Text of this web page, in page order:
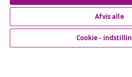
Kundeservice
Afvis alle
Cookie -